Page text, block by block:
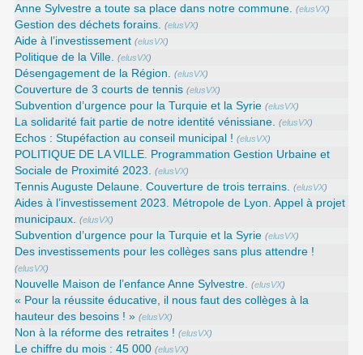
Anne Sylvestre a toute sa place dans notre commune. (elusVX)
Gestion des déchets forains. (elusVX)
Aide à l’investissement (elusVX)
Politique de la Ville. (elusVX)
Désengagement de la Région. (elusVX)
Couverture de 3 courts de tennis (elusVX)
Subvention d’urgence pour la Turquie et la Syrie (elusVX)
La solidarité fait partie de notre identité vénissiane. (elusVX)
Echos : Stupéfaction au conseil municipal ! (elusVX)
POLITIQUE DE LA VILLE. Programmation Gestion Urbaine et
Sociale de Proximité 2023. (elusVX)
Tennis Auguste Delaune. Couverture de trois terrains. (elusVX)
Aides à l’investissement 2023. Métropole de Lyon. Appel à projet
municipaux. (elusVX)
Subvention d’urgence pour la Turquie et la Syrie (elusVX)
Des investissements pour les collèges sans plus attendre !
(elusVX)
Nouvelle Maison de l’enfance Anne Sylvestre. (elusVX)
« Pour la réussite éducative, il nous faut des collèges à la
hauteur des besoins ! » (elusVX)
Non à la réforme des retraites ! (elusVX)
Le chiffre du mois : 45 000 (elusVX)